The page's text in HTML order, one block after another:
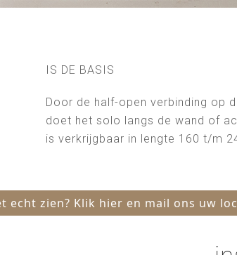
IS DE BASIS
Door de half-open verbinding op
doet het solo langs de wand of
is verkrijgbaar in lengte 160 t/m
echt zien? Klik hier en mail ons uw